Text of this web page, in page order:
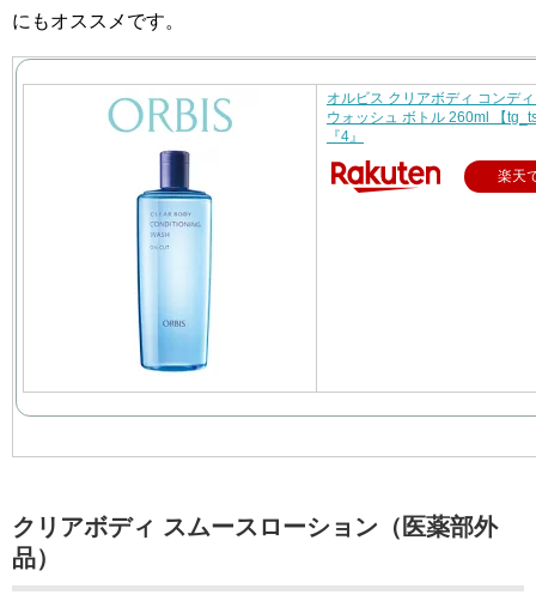
にもオススメです。
オルビス クリアボディ コンデ
ウォッシュ ボトル 260ml 【
『4』
楽天
クリアボディ スムースローション（医薬部外
品）